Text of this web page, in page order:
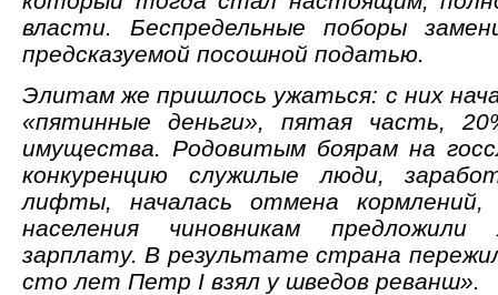
власти. Беспредельные поборы
предсказуемой посошной податью.
Элитам же пришлось ужаться: с них
«пятинные деньги», пятая часть,
имущества. Родовитым боярам на
конкуренцию служилые люди,
лифты, началась отмена кормлений,
населения чиновникам
зарплату. В результате страна
сто лет Петр I взял у шведов реванш».